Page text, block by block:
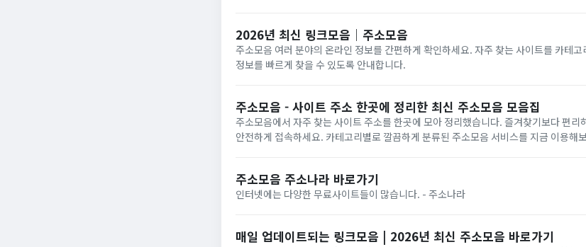
2026년 최신 링크모음｜주소모음
주소모음 여러 분야의 온라인 정보를 간편하게 확인하세요. 자주 찾는 사이트를 카테
정보를 빠르게 찾을 수 있도록 안내합니다.
주소모음 - 사이트 주소 한곳에 정리한 최신 주소모음 모음집
주소모음에서 자주 찾는 사이트 주소를 한곳에 모아 정리했습니다. 즐겨찾기보다 편리
안전하게 접속하세요. 카테고리별로 깔끔하게 분류된 주소모음 서비스를 지금 이용해
주소모음 주소나라 바로가기
인터넷에는 다양한 무료사이트들이 많습니다. - 주소나라
매일 업데이트되는 링크모음 | 2026년 최신 주소모음 바로가기